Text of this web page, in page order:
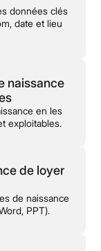
données clés
date et lieu
naissance
en les
exploitables.
de loyer
de naissance
PPT).